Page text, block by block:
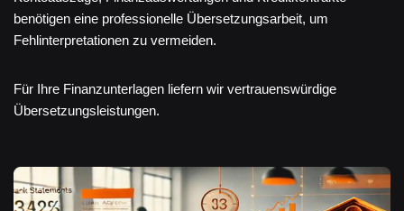
benötigen eine professionelle Übersetzungsarbeit, um
Fehlinterpretationen zu vermeiden.
Für Ihre Finanzunterlagen liefern wir vertrauenswürdige
Übersetzungsleistungen.